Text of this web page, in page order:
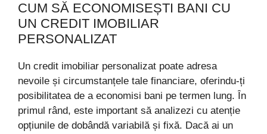
CUM SĂ ECONOMISEȘTI BANI CU
UN CREDIT IMOBILIAR
PERSONALIZAT
Un credit imobiliar personalizat poate adresa
nevoile și circumstanțele tale financiare, oferindu-ți
posibilitatea de a economisi bani pe termen lung. În
primul rând, este important să analizezi cu atenție
opțiunile de dobândă variabilă și fixă. Dacă ai un